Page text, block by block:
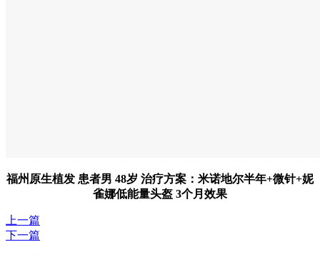
福州原生植发 患者男 48岁 治疗方案：米诺地尔半年+微针+妮
雀娜低能量头盔 3个月效果
上一篇
下一篇